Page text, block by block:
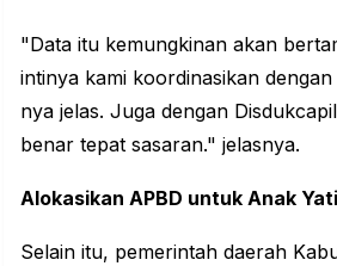
"Data itu kemungkinan akan
intinya kami koordinasikan
nya jelas. Juga dengan
benar tepat sasaran." jelasnya.
Alokasikan APBD untuk Anak
Selain itu, pemerintah daerah